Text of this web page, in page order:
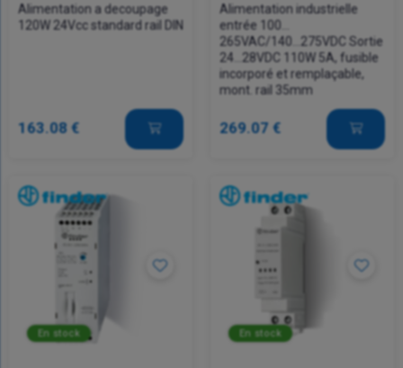
Alimentation a decoupage
120W 24Vcc standard rail DIN
163.08 €
Alimentation industrielle
entrée 100…
265VAC/140...275VDC Sortie
24...28VDC 110W 5A, fusible
incorporé et remplaçable,
mont. rail 35mm
269.07 €
En stock En stock